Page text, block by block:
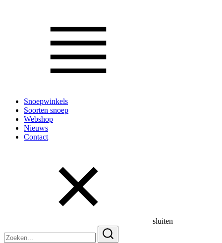
Snoepwinkels
Soorten snoep
Webshop
Nieuws
Contact
sluiten
naar: